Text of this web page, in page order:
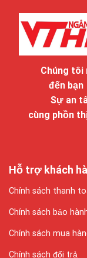
Chúng tôi
đến bạn
Sự an
cùng phồn
Hỗ trợ khách
Chính sách thanh
Chính sách bảo
Chính sách mua
Chính sách đổi trả